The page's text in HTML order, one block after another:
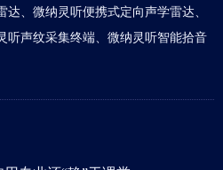
、微纳灵听便携式定向声学雷达、
听声纹采集终端、微纳灵听智能拾音